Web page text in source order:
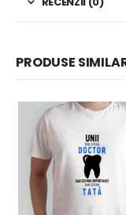
PRODUSE